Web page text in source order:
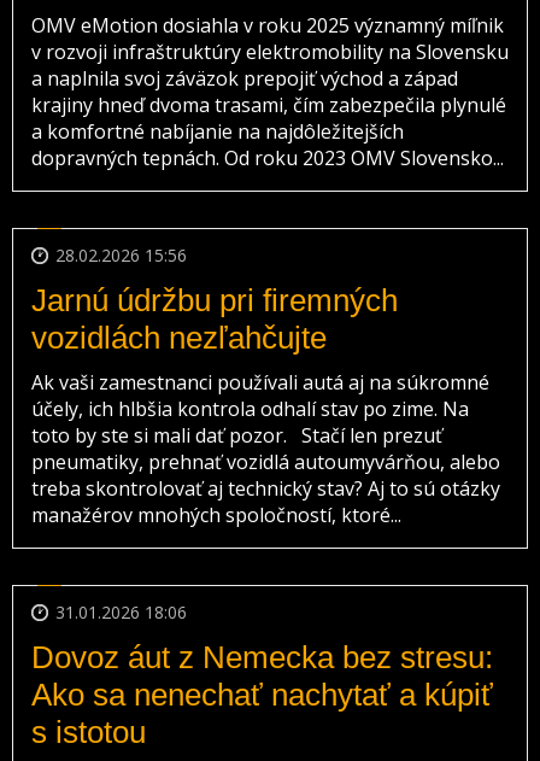
OMV eMotion dosiahla v roku 2025 významný míľnik
v rozvoji infraštruktúry elektromobility na Slovensku
a naplnila svoj záväzok prepojiť východ a západ
krajiny hneď dvoma trasami, čím zabezpečila plynulé
a komfortné nabíjanie na najdôležitejších
dopravných tepnách. Od roku 2023 OMV Slovensko...
28.02.2026 15:56
Jarnú údržbu pri firemných
vozidlách nezľahčujte
Ak vaši zamestnanci používali autá aj na súkromné
účely, ich hlbšia kontrola odhalí stav po zime. Na
toto by ste si mali dať pozor. Stačí len prezuť
pneumatiky, prehnať vozidlá autoumyvárňou, alebo
treba skontrolovať aj technický stav? Aj to sú otázky
manažérov mnohých spoločností, ktoré...
31.01.2026 18:06
Dovoz áut z Nemecka bez stresu:
Ako sa nenechať nachytať a kúpiť
s istotou